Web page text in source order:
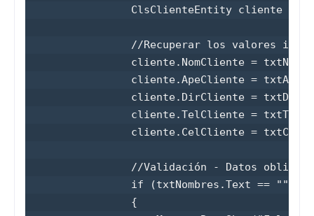
ClsClienteEntity cliente =
//Recuperar los valores
cliente.NomCliente =
cliente.ApeCliente =
cliente.DirCliente =
cliente.TelCliente =
cliente.CelCliente =
//Validación - Datos
                if (txtNombres.Text == "")
                {